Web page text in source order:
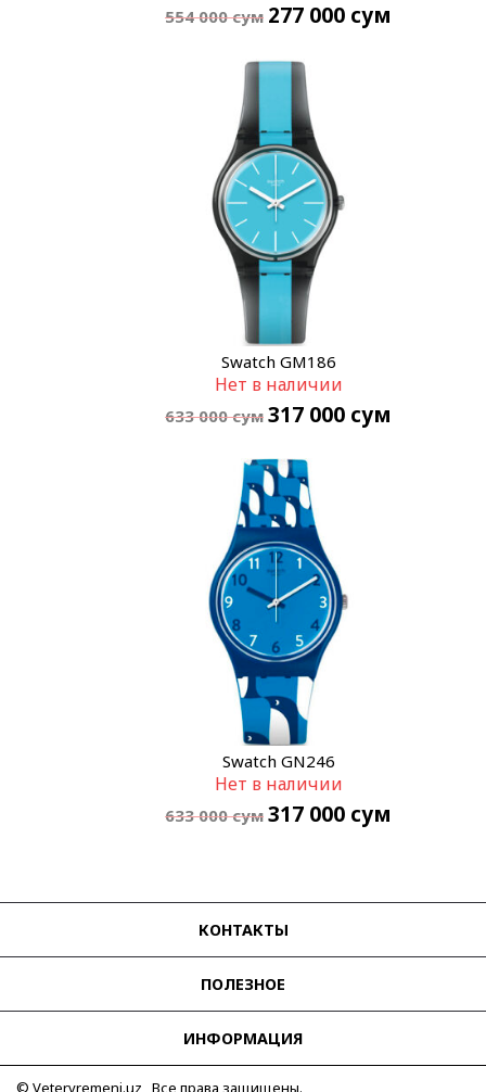
554 000сум 277 000 сум
Swatch GM186
Нет в наличии
633 000сум 317 000 сум
Swatch GN246
Нет в наличии
633 000сум 317 000 сум
КОНТАКТЫ
ПОЛЕЗНОЕ
ИНФОРМАЦИЯ
© Vetervremeni.uz Все права защищены.